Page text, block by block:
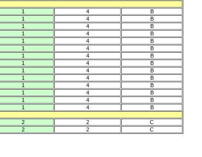
1 4
B
1 4
B
1 4
B
1 4
B
1 4
B
1 4
B
1 4
B
1 4
B
1 4
B
1 4
B
1 4
B
1 4
B
1 4
B
1 4
B
2 2
C
2 2 C